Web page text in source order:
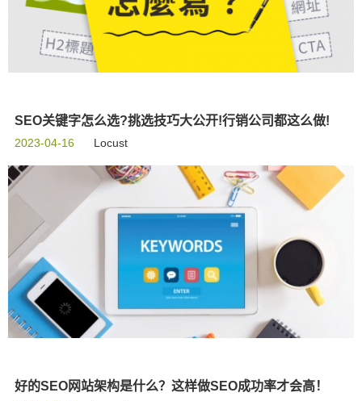
SEO关键字怎么选?挑选技巧大公开!行销公司都这么做!
2023-04-16 Locust
好的SEO网站架构是什么？这样做SEO成功率才会高！